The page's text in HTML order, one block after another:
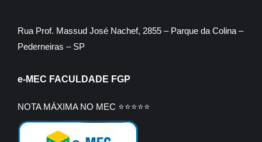
Rua Prof. Massud José Nachef, 2855 – Parque da Colina –
Pederneiras – SP
e-MEC FACULDADE FGP
NOTA MÁXIMA NO MEC ⭐⭐⭐⭐⭐